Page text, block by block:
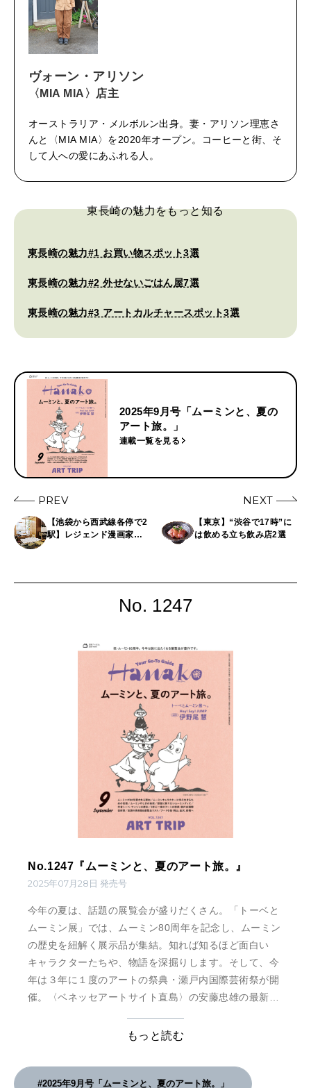
ヴォーン・アリソン
〈MIA MIA〉店主
オーストラリア・メルボルン出身。妻・アリソン理恵さ
んと〈MIA MIA〉を2020年オープン。コーヒーと街、そ
して人への愛にあふれる人。
東長崎の魅力をもっと知る
東長崎の魅力#1 お買い物スポット3選
東長崎の魅力#2 外せないごはん屋7選
東長崎の魅力#3 アートカルチャースポット3選
2025年9月号「ムーミンと、夏の
アート旅。」
連載一覧を見る
PREV
【池袋から西武線各停で2
駅】レジェンド漫画家た
NEXT
【東京】“渋谷で17時”に
は飲める立ち飲み店2選
No. 1247
No.1247『ムーミンと、夏のアート旅。』
2025年07月28日 発売号
今年の夏は、話題の展覧会が盛りだくさん。「トーベと
ムーミン展」では、ムーミン80周年を記念し、ムーミン
の歴史を紐解く展示品が集結。知れば知るほど面白い
キャラクターたちや、物語を深掘りします。そして、今
年は３年に１度のアートの祭典・瀬戸内国際芸術祭が開
催。〈ベネッセアートサイト直島〉の安藤忠雄の最新建
ほかにもアートで盛り上がる３都市、岡山・前橋・金沢
みに、アートを求めて旅しませんか？
もっと読む
#2025年9月号「ムーミンと、夏のアート旅。」